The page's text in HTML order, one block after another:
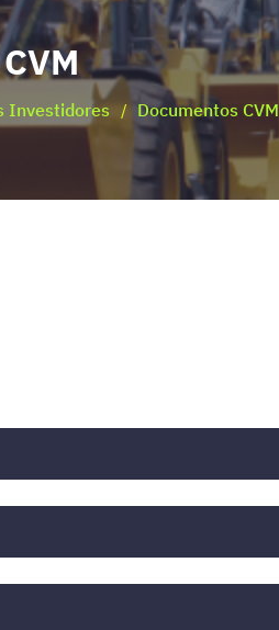
Investidores / Documentos CVM